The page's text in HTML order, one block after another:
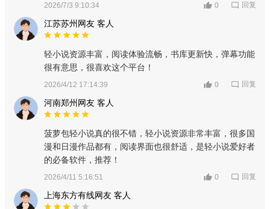
2026/7/3 9:10:34 0 回复
江苏苏州网友 客人
轻小说资源丰富，阅读体验流畅，书库更新快，弹幕功能
很有意思，很喜欢这个平台！
2026/4/12 17:14:39 0 回复
河南郑州网友 客人
菠萝包轻小说真的很不错，轻小说资源非常丰富，很多国
漫和日漫作品都有，阅读界面也很舒适，是轻小说爱好者
的必备软件，推荐！
2026/4/11 5:16:51 0 回复
上海东方有线网友 客人